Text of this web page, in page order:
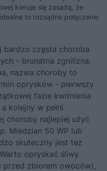
kieruje się zasadą, że
to rozsądne połączenie
częsta choroba
- brunatna zgnilizna.
nazwa choroby to
oprysków - pierwszy
fazie kwitnienia
kolejny w pełni
choroby najlepiej użyć
Miedzian 50 WP lub
skuteczny jest też
opryskać śliwy
przed zbiorem owoców),